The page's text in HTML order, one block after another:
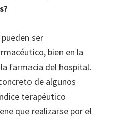
ser
bien en la
farmacia del hospital.
de algunos
terapéutico
que realizarse por el